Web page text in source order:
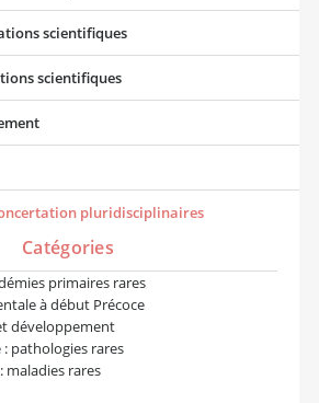
scientifiques
scientifiques
pluridisciplinaires
Catégories
primaires rares
à début Précoce
développement
: pathologies rares
maladies rares